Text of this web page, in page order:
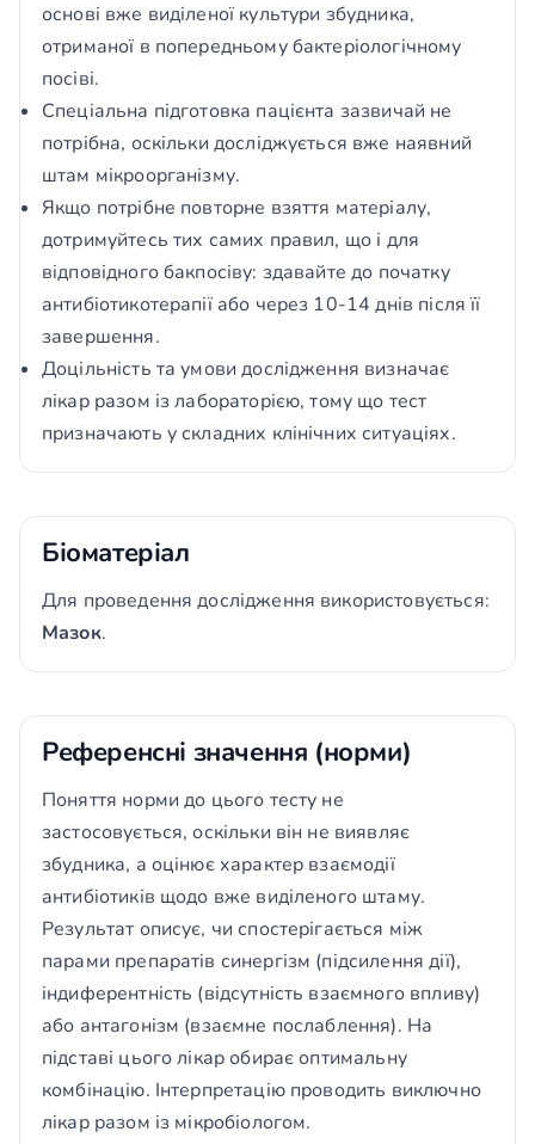
основі вже виділеної культури збудника,
отриманої в попередньому бактеріологічному
посіві.
Спеціальна підготовка пацієнта зазвичай не
потрібна, оскільки досліджується вже наявний
штам мікроорганізму.
Якщо потрібне повторне взяття матеріалу,
дотримуйтесь тих самих правил, що і для
відповідного бакпосіву: здавайте до початку
антибіотикотерапії або через 10-14 днів після її
завершення.
Доцільність та умови дослідження визначає
лікар разом із лабораторією, тому що тест
призначають у складних клінічних ситуаціях.
Біоматеріал
Для проведення дослідження використовується:
Мазок.
Референсні значення (норми)
Поняття норми до цього тесту не
застосовується, оскільки він не виявляє
збудника, а оцінює характер взаємодії
антибіотиків щодо вже виділеного штаму.
Результат описує, чи спостерігається між
парами препаратів синергізм (підсилення дії),
індиферентність (відсутність взаємного впливу)
або антагонізм (взаємне послаблення). На
підставі цього лікар обирає оптимальну
комбінацію. Інтерпретацію проводить виключно
лікар разом із мікробіологом.